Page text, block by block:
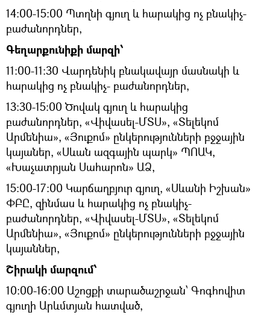
14։00-15։00 Պտղնի գյուղ և հարակից ոչ բնակիչ-
բաժանորդներ,
Գեղարքունիքի մարզի՝
11։00-11:30 Վարդենիկ բնակավայր մասնակի և
հարակից ոչ բնակիչ- բաժանորդներ,
13։30-15։00 Ծովակ գյուղ և հարակից
բաժանորդներ, «Վիվասել-ՄՏՍ», «Տելեկոմ
Արմենիա», «Յուքոմ» ընկերությունների բջջային
կայաներ, «Սևան ազգային պարկ» ՊՈԱԿ,
«Խաչատրյան Սահարոն» ԱՁ,
15։00-17։00 Կարճաղբյուր գյուղ, «Սևանի Իշխան»
ՓԲԸ, զինմաս և հարակից ոչ բնակիչ-
բաժանորդներ, «Վիվասել-ՄՏՍ», «Տելեկոմ
Արմենիա», «Յուքոմ» ընկերությունների բջջային
կայաններ,
Շիրակի մարզում՝
10:00-16:00 Աշոցքի տարածաշրջան՝ Գոգհովիտ
գյուղի Արևմտյան հատված,